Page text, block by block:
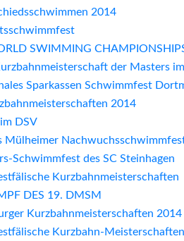
2014
SWIMMING
der Masters
Sparkassen Schwimmfest
2014
DSV
Mülheimer
Schwimmfest des SC Steinhagen
Kurzbahnmeisterschaften
DES 19. DMSM
Kurzbahnmeisterschaften 2014
Kurzbahn-